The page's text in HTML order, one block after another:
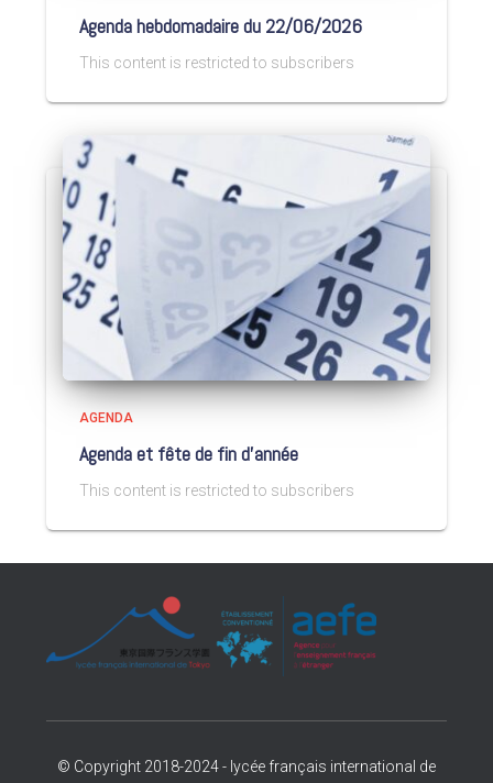
Agenda hebdomadaire du 22/06/2026
This content is restricted to subscribers
AGENDA
Agenda et fête de fin d’année
This content is restricted to subscribers
© Copyright 2018-2024 - lycée français international de